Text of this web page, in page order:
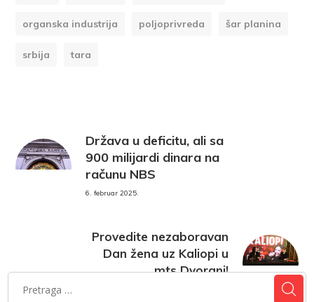
organska industrija poljoprivreda šar planina
srbija tara
Država u deficitu, ali sa
900 milijardi dinara na
računu NBS
6. februar 2025.
Provedite nezaboravan
Dan žena uz Kaliopi u
mts Dvorani!